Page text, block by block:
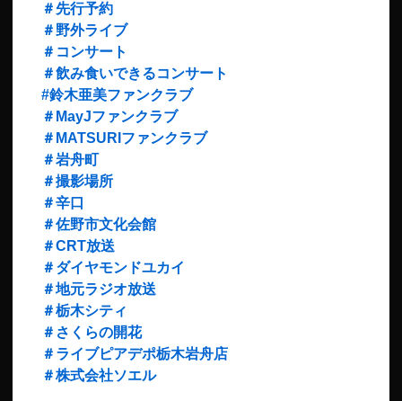
＃先行予約
＃野外ライブ
＃コンサート
＃飲み食いできるコンサート
#鈴木亜美ファンクラブ
＃MayJファンクラブ
＃MATSURIファンクラブ
＃岩舟町
＃撮影場所
＃辛口
＃佐野市文化会館
＃CRT放送
＃ダイヤモンドユカイ
＃地元ラジオ放送
＃栃木シティ
＃さくらの開花
＃ライブピアデポ栃木岩舟店
＃株式会社ソエル